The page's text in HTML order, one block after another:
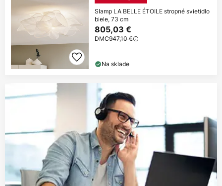
Slamp LA BELLE ÉTOILE stropné svietidlo
biele, 73 cm
805,03 €
DMC947,10 €
Na sklade